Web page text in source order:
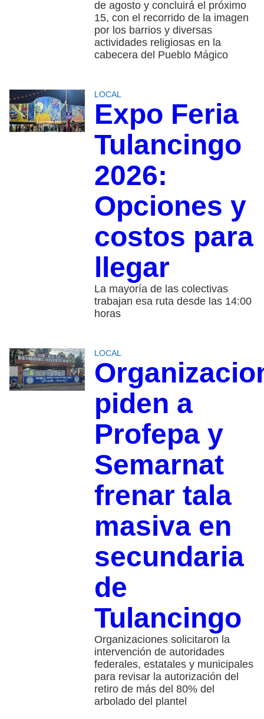
de agosto y concluirá el próximo
15, con el recorrido de la imagen
por los barrios y diversas
actividades religiosas en la
cabecera del Pueblo Mágico
LOCAL
Expo Feria
Tulancingo
2026:
Opciones y
costos para
llegar
La mayoría de las colectivas
trabajan esa ruta desde las 14:00
horas
LOCAL
piden a
Profepa y
Semarnat
frenar tala
masiva en
secundaria
de
Tulancingo
Organizaciones solicitaron la
intervención de autoridades
federales, estatales y municipales
para revisar la autorización del
retiro de más del 80% del
arbolado del plantel